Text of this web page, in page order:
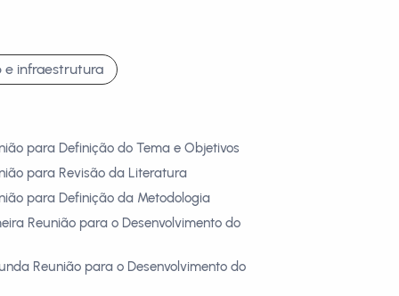
e infraestrutura
para Definição do Tema e Objetivos
para Revisão da Literatura
para Definição da Metodologia
Reunião para o Desenvolvimento do
Reunião para o Desenvolvimento do